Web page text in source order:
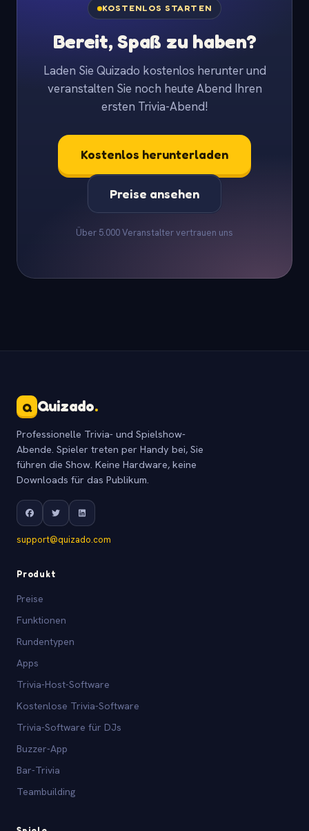
KOSTENLOS STARTEN
Bereit, Spaß zu haben?
Laden Sie Quizado kostenlos herunter und
veranstalten Sie noch heute Abend Ihren
ersten Trivia-Abend!
Kostenlos herunterladen
Preise ansehen
Über 5.000 Veranstalter vertrauen uns
Q Quizado.
Professionelle Trivia- und Spielshow-
Abende. Spieler treten per Handy bei, Sie
führen die Show. Keine Hardware, keine
Downloads für das Publikum.
support@quizado.com
Produkt
Preise
Funktionen
Rundentypen
Apps
Trivia-Host-Software
Kostenlose Trivia-Software
Trivia-Software für DJs
Buzzer-App
Bar-Trivia
Teambuilding